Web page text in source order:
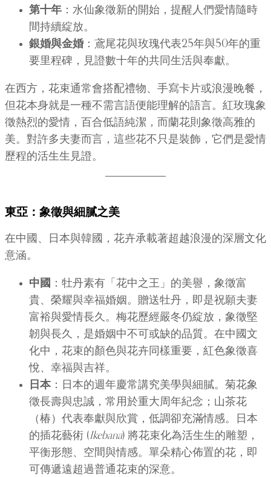
第十年 ：水仙象徵新的開始，提醒人們愛情隨時
間持續綻放。
銀婚與金婚 ：鳶尾花與玫瑰代表25年與50年的重
要里程碑，見證數十年的共同生活與奉獻。
在西方，花束通常會搭配禮物、手寫卡片或浪漫晚餐，
但花本身就是一種不需言語便能理解的語言。紅玫瑰象
徵熱烈的愛情，百合低語純潔，而蘭花則象徵高雅的
美。對許多夫妻而言，這些花不只是裝飾，它們是愛情
歷程的活生生見證。
東亞：象徵與細膩之美
在中國、日本與韓國，花卉承載著超越浪漫的深層文化
意涵。
中國
：牡丹素有「花中之王」的美譽，象徵富
貴、榮耀與幸福婚姻。贈送牡丹，即是祝願夫妻
富裕與愛情長久。梅花歷經嚴冬仍綻放，象徵堅
韌與長久，是婚姻中不可或缺的品質。在中國文
化中，花束的顏色與花卉同樣重要，紅色象徵喜
悅、幸福與吉祥。
日本：日本的週年慶常講究美學與細膩。菊花象
徵長壽與忠誠，常用於重大周年紀念；山茶花
（椿）代表奉獻與欣賞，低調卻充滿情感。日本
的插花藝術 (Ikebana) 將花束化為活生生的雕塑，
平衡形態、空間與情感。單朵精心佈置的花，即
可傳遞遠超過普通花束的深意。